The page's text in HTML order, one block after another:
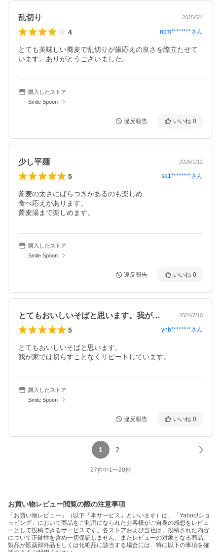
乱切り 2025/5/4
4 ncm********さん
とても美味しい蕎麦で乱切りが歯応えの良さを際立たせて
います。ありがとうございました。
購入したストア
Smile Spoon
違反報告 いいね 0
少し平麺 2026/1/12
5 sa1********さん
蕎麦の太さにばらつきがあるのも楽しめ
食べ応えがあります。
購入したストア
Smile Spoon
違反報告 いいね 0
とてもおいしいそばと思います。我が家で… 2024/7/10
5 yhb********さん
とてもおいしいそばと思います。
我が家では切らすことなくリピートしています。
購入したストア
Smile Spoon
違反報告 いいね 0
1 2
27件中1〜20件
お買い物レビュー閲覧の際の注意事項
「お買い物レビュー」（以下「本サービス」といいます）は、「Yahoo!ショ
ッピング」において商品をご利用になられたお客様がご自身の感想をレビュ
ーとして投稿できるサービスです。各ストアおよび当社は、投稿された内容
について正確性を含め一切保証しません。またレビューの対象となる商品、
製品が医薬部外品もしくは化粧品に該当する場合には、特に以下の事項を確